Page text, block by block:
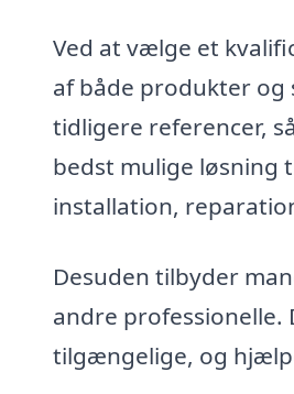
Ved at vælge et
af både produkter og
tidligere referencer,
bedst mulige løsning
installation,
Desuden tilbyder
andre professionelle.
tilgængelige, og